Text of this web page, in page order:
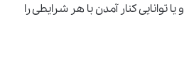
کنار آمدن با هر شرایطی را